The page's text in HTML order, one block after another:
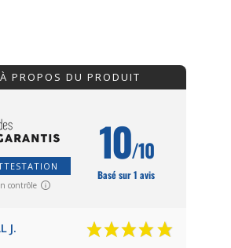
PROPOS DU PRODUIT
contrôle
10/10
Basé sur 1 avis
J.